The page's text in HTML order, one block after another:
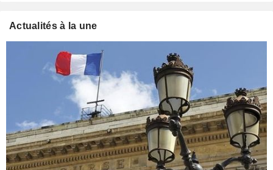
Actualités à la une